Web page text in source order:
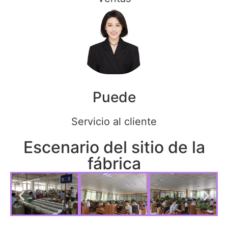
Puede
Servicio al cliente
Escenario del sitio de la
fábrica